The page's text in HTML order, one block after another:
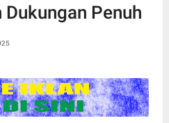
Penuh